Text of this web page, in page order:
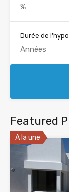
Durée de
Featured
A la une